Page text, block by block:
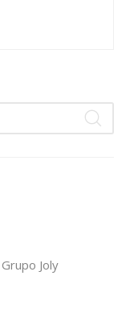
Joly